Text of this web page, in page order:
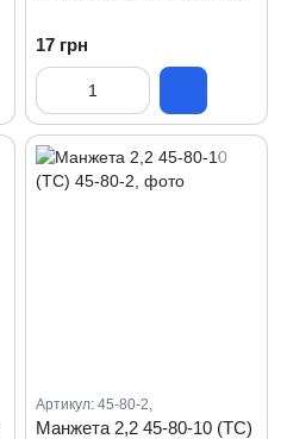
17 грн
Артикул: 45-80-2,
Манжета 2,2 45-80-10 (ТС)